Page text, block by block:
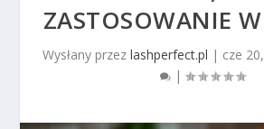
ZASTOSOWANIE
Wysłany przez lashperfect.pl | cze
|